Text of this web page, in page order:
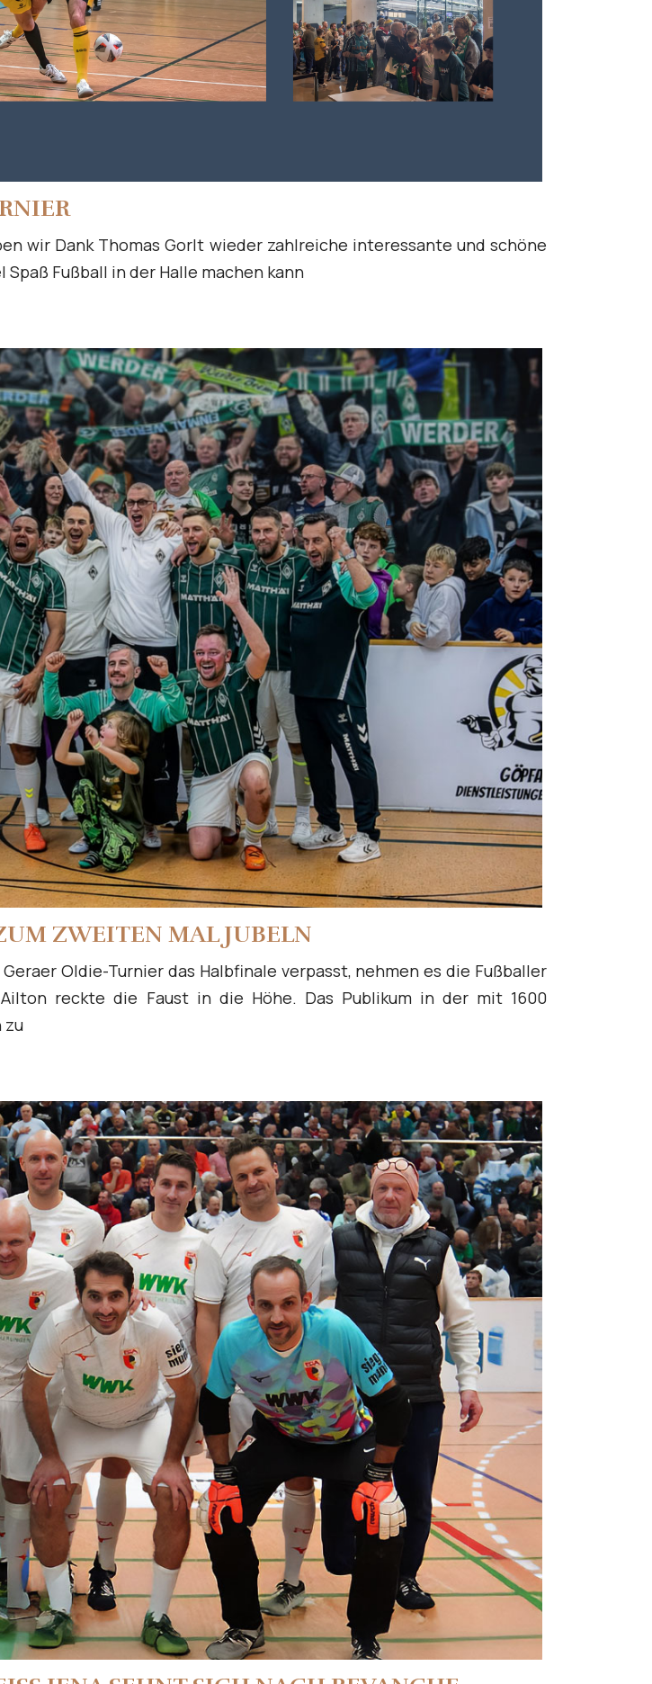
wir Dank Thomas Gorlt wieder zahlreiche interessante und schöne
Fußball in der Halle machen kann
ZWEITEN MAL JUBELN
Oldie-Turnier das Halbfinale verpasst, nehmen es die Fußballer
reckte die Faust in die Höhe. Das Publikum in der mit 1600
zu